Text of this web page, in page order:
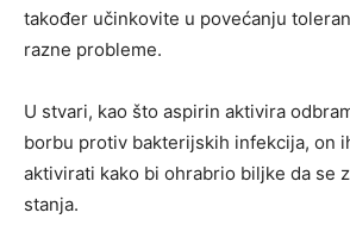
također učinkovite u povećanju
razne probleme.
U stvari, kao što aspirin aktivira
borbu protiv bakterijskih infekcija, on
aktivirati kako bi ohrabrio biljke da se
stanja.